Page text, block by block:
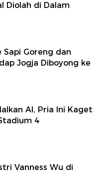
Diolah di Dalam
Sapi Goreng dan
Jogja Diboyong ke
AI, Pria Ini Kaget
4
Vanness Wu di